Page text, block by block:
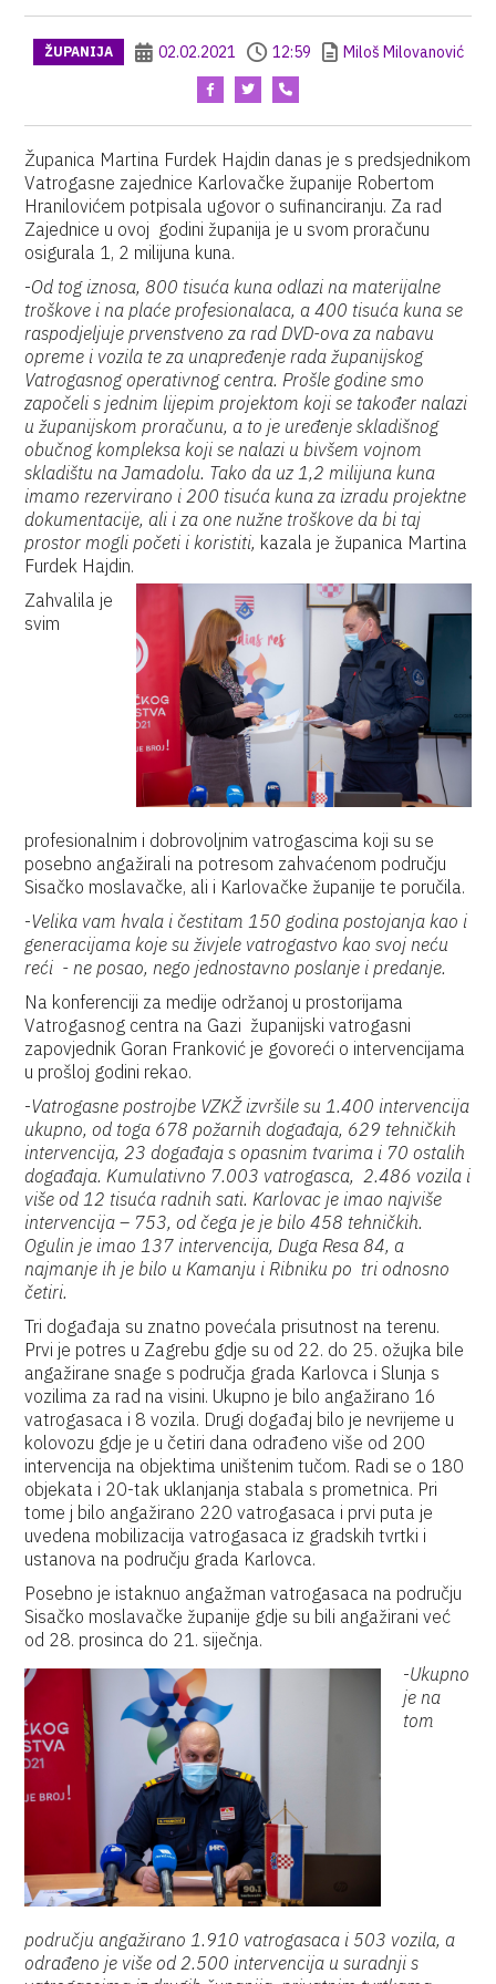
ŽUPANIJA 02.02.2021 12:59 Miloš Milovanović
Županica Martina Furdek Hajdin danas je s predsjednikom
Vatrogasne zajednice Karlovačke županije Robertom
Hranilovićem potpisala ugovor o sufinanciranju. Za rad
Zajednice u ovoj godini županija je u svom proračunu
osigurala 1, 2 milijuna kuna.
-Od tog iznosa, 800 tisuća kuna odlazi na materijalne
troškove i na plaće profesionalaca, a 400 tisuća kuna se
raspodjeljuje prvenstveno za rad DVD-ova za nabavu
opreme i vozila te za unapređenje rada županijskog
Vatrogasnog operativnog centra. Prošle godine smo
započeli s jednim lijepim projektom koji se također nalazi
u županijskom proračunu, a to je uređenje skladišnog
obučnog kompleksa koji se nalazi u bivšem vojnom
skladištu na Jamadolu. Tako da uz 1,2 milijuna kuna
imamo rezervirano i 200 tisuća kuna za izradu projektne
dokumentacije, ali i za one nužne troškove da bi taj
prostor mogli početi i koristiti, kazala je županica Martina
Furdek Hajdin.
Zahvalila je
svim
profesionalnim i dobrovoljnim vatrogascima koji su se
posebno angažirali na potresom zahvaćenom području
Sisačko moslavačke, ali i Karlovačke županije te poručila.
-Velika vam hvala i čestitam 150 godina postojanja kao i
generacijama koje su živjele vatrogastvo kao svoj neću
reći - ne posao, nego jednostavno poslanje i predanje.
Na konferenciji za medije održanoj u prostorijama
Vatrogasnog centra na Gazi županijski vatrogasni
zapovjednik Goran Franković je govoreći o intervencijama
u prošloj godini rekao.
-Vatrogasne postrojbe VZKŽ izvršile su 1.400 intervencija
ukupno, od toga 678 požarnih događaja, 629 tehničkih
intervencija, 23 događaja s opasnim tvarima i 70 ostalih
događaja. Kumulativno 7.003 vatrogasca, 2.486 vozila i
više od 12 tisuća radnih sati. Karlovac je imao najviše
intervencija – 753, od čega je je bilo 458 tehničkih.
Ogulin je imao 137 intervencija, Duga Resa 84, a
najmanje ih je bilo u Kamanju i Ribniku po tri odnosno
četiri.
Tri događaja su znatno povećala prisutnost na terenu.
Prvi je potres u Zagrebu gdje su od 22. do 25. ožujka bile
angažirane snage s područja grada Karlovca i Slunja s
vozilima za rad na visini. Ukupno je bilo angažirano 16
vatrogasaca i 8 vozila. Drugi događaj bilo je nevrijeme u
kolovozu gdje je u četiri dana odrađeno više od 200
intervencija na objektima uništenim tučom. Radi se o 180
objekata i 20-tak uklanjanja stabala s prometnica. Pri
tome j bilo angažirano 220 vatrogasaca i prvi puta je
uvedena mobilizacija vatrogasaca iz gradskih tvrtki i
ustanova na području grada Karlovca.
Posebno je istaknuo angažman vatrogasaca na području
Sisačko moslavačke županije gdje su bili angažirani već
od 28. prosinca do 21. siječnja.
-Ukupno
je na
tom
području angažirano 1.910 vatrogasaca i 503 vozila, a
odrađeno je više od 2.500 intervencija u suradnji s